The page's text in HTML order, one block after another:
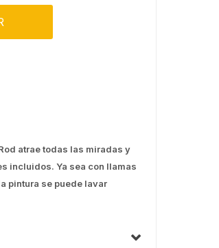
atrae todas las miradas y
incluidos. Ya sea con llamas
pintura se puede lavar